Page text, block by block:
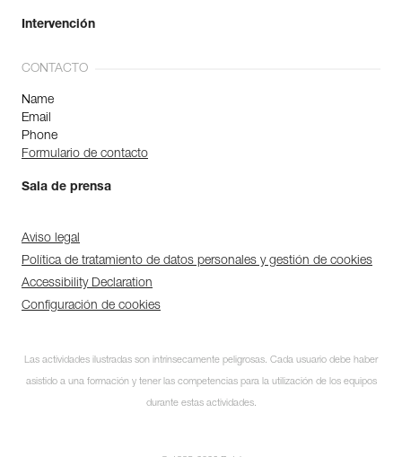
Intervención
CONTACTO
Name
Email
Phone
Formulario de contacto
Sala de prensa
Aviso legal
Política de tratamiento de datos personales y gestión de cookies
Accessibility Declaration
Configuración de cookies
Las actividades ilustradas son intrínsecamente peligrosas. Cada usuario debe haber
asistido a una formación y tener las competencias para la utilización de los equipos
durante estas actividades.